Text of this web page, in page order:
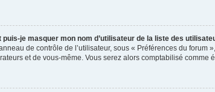
puis-je masquer mon nom d’utilisateur de la liste des
de contrôle de l’utilisateur, sous « Préférences du forum
et de vous-même. Vous serez alors comptabilisé comme